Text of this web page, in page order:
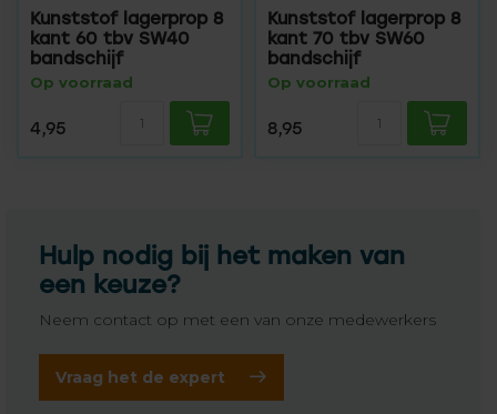
Kunststof lagerprop 8
kant 60 tbv SW40
bandschijf
Op voorraad
4,95
Kunststof lagerprop 8
kant 70 tbv SW60
bandschijf
Op voorraad
8,95
Hulp nodig bij het maken van
een keuze?
Neem contact op met een van onze medewerkers
Vraag het de expert